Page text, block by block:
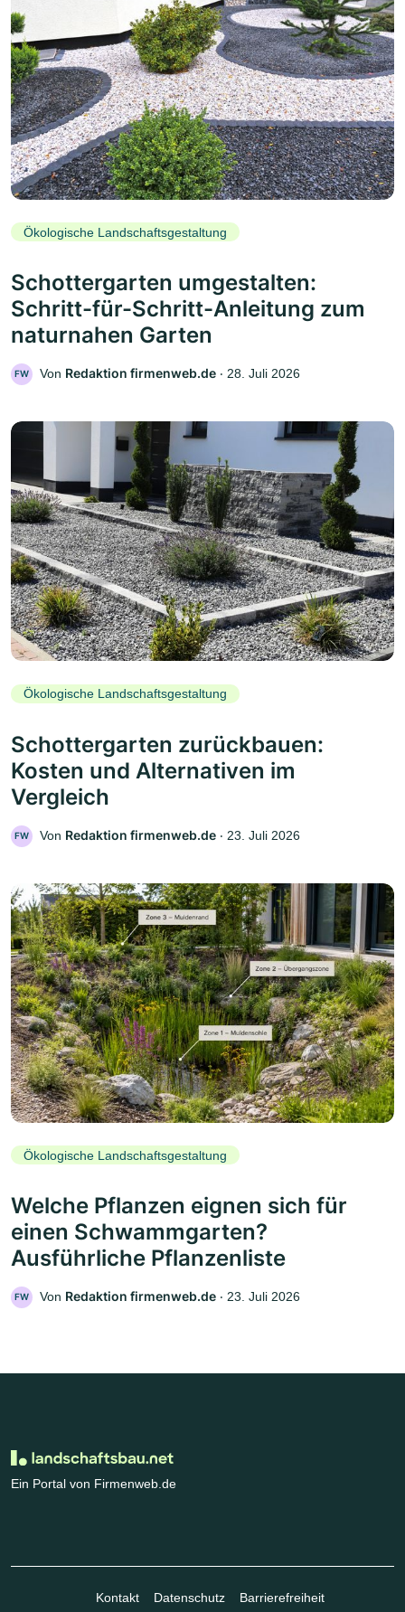
Ökologische Landschaftsgestaltung
Schottergarten umgestalten:
Schritt-für-Schritt-Anleitung zum
naturnahen Garten
FW Von Redaktion firmenweb.de ‧ 28. Juli 2026
Ökologische Landschaftsgestaltung
Schottergarten zurückbauen:
Kosten und Alternativen im
Vergleich
FW Von Redaktion firmenweb.de ‧ 23. Juli 2026
Ökologische Landschaftsgestaltung
Welche Pflanzen eignen sich für
einen Schwammgarten?
Ausführliche Pflanzenliste
FW Von Redaktion firmenweb.de ‧ 23. Juli 2026
Ein Portal von Firmenweb.de
Kontakt Datenschutz Barrierefreiheit